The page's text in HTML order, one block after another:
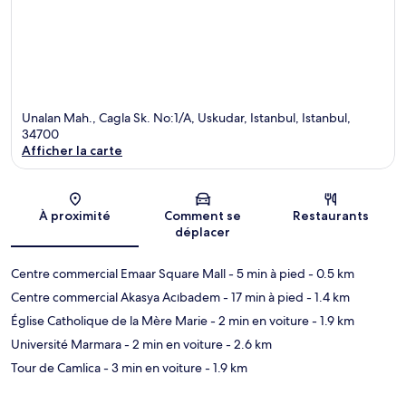
Unalan Mah., Cagla Sk. No:1/A, Uskudar, Istanbul, Istanbul,
34700
Afficher la carte
À proximité
Comment se
déplacer
Restaurants
Centre commercial Emaar Square Mall- 5 min à pied - 0.5 km
Centre commercial Akasya Acıbadem- 17 min à pied - 1.4 km
Église Catholique de la Mère Marie- 2 min en voiture- 1.9 km
Université Marmara- 2 min en voiture- 2.6 km
Tour de Camlica- 3 min en voiture- 1.9 km